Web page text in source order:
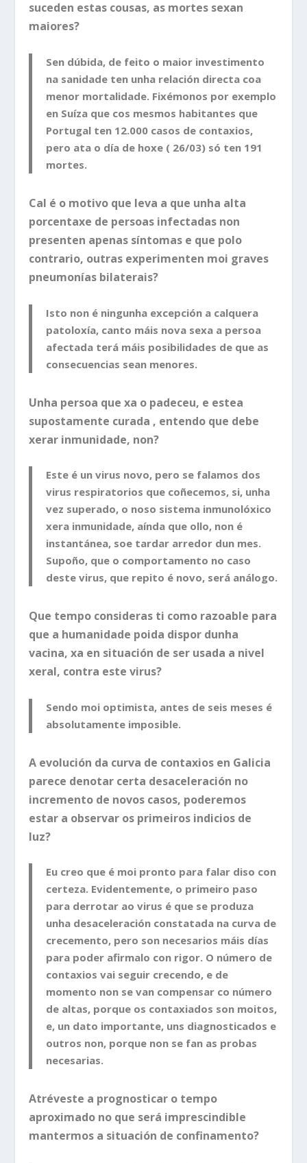
suceden estas cousas, as mortes sexan
maiores?
Sen dúbida, de feito o maior investimento
na sanidade ten unha relación directa coa
menor mortalidade. Fixémonos por exemplo
en Suíza que cos mesmos habitantes que
Portugal ten 12.000 casos de contaxios,
pero ata o día de hoxe ( 26/03) só ten 191
mortes.
Cal é o motivo que leva a que unha alta
porcentaxe de persoas infectadas non
presenten apenas síntomas e que polo
contrario, outras experimenten moi graves
pneumonías bilaterais?
Isto non é ningunha excepción a calquera
patoloxía, canto máis nova sexa a persoa
afectada terá máis posibilidades de que as
consecuencias sean menores.
Unha persoa que xa o padeceu, e estea
supostamente curada , entendo que debe
xerar inmunidade, non?
Este é un virus novo, pero se falamos dos
virus respiratorios que coñecemos, si, unha
vez superado, o noso sistema inmunolóxico
xera inmunidade, aínda que ollo, non é
instantánea, soe tardar arredor dun mes.
Supoño, que o comportamento no caso
deste virus, que repito é novo, será análogo.
Que tempo consideras ti como razoable para
que a humanidade poida dispor dunha
vacina, xa en situación de ser usada a nivel
xeral, contra este virus?
Sendo moi optimista, antes de seis meses é
absolutamente imposible.
A evolución da curva de contaxios en Galicia
parece denotar certa desaceleración no
incremento de novos casos, poderemos
estar a observar os primeiros indicios de
luz?
Eu creo que é moi pronto para falar diso con
certeza. Evidentemente, o primeiro paso
para derrotar ao virus é que se produza
unha desaceleración constatada na curva de
crecemento, pero son necesarios máis días
para poder afirmalo con rigor. O número de
contaxios vai seguir crecendo, e de
momento non se van compensar co número
de altas, porque os contaxiados son moitos,
e, un dato importante, uns diagnosticados e
outros non, porque non se fan as probas
necesarias.
Atréveste a prognosticar o tempo
aproximado no que será imprescindible
mantermos a situación de confinamento?